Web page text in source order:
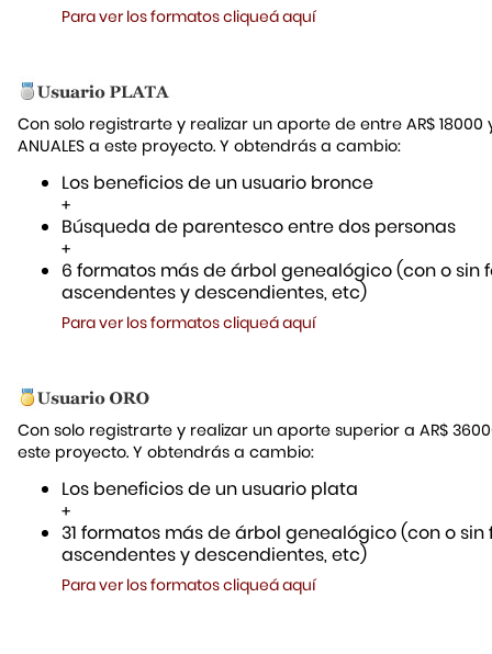
Para ver los formatos cliqueá aquí
Con solo registrarte y realizar un aporte de entre AR$ 18000
ANUALES a este proyecto. Y obtendrás a cambio:
Los beneficios de un usuario bronce
+
Búsqueda de parentesco entre dos personas
+
6 formatos más de árbol genealógico (con o sin
ascendentes y descendientes, etc)
Para ver los formatos cliqueá aquí
Con solo registrarte y realizar un aporte superior a AR$
este proyecto. Y obtendrás a cambio:
Los beneficios de un usuario plata
+
31 formatos más de árbol genealógico (con o sin
ascendentes y descendientes, etc)
Para ver los formatos cliqueá aquí